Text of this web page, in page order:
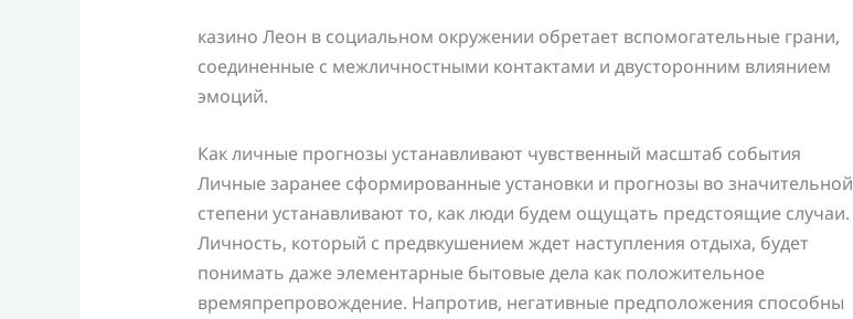
казино Леон в социальном окружении обретает вспомогательные грани,
соединенные с межличностными контактами и двусторонним влиянием
эмоций.
Как личные прогнозы устанавливают чувственный масштаб события
Личные заранее сформированные установки и прогнозы во значительной
степени устанавливают то, как люди будем ощущать предстоящие случаи.
Личность, который с предвкушением ждет наступления отдыха, будет
понимать даже элементарные бытовые дела как положительное
времяпрепровождение. Напротив, негативные предположения способны